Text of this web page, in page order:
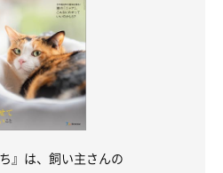
』は、飼い主さんの